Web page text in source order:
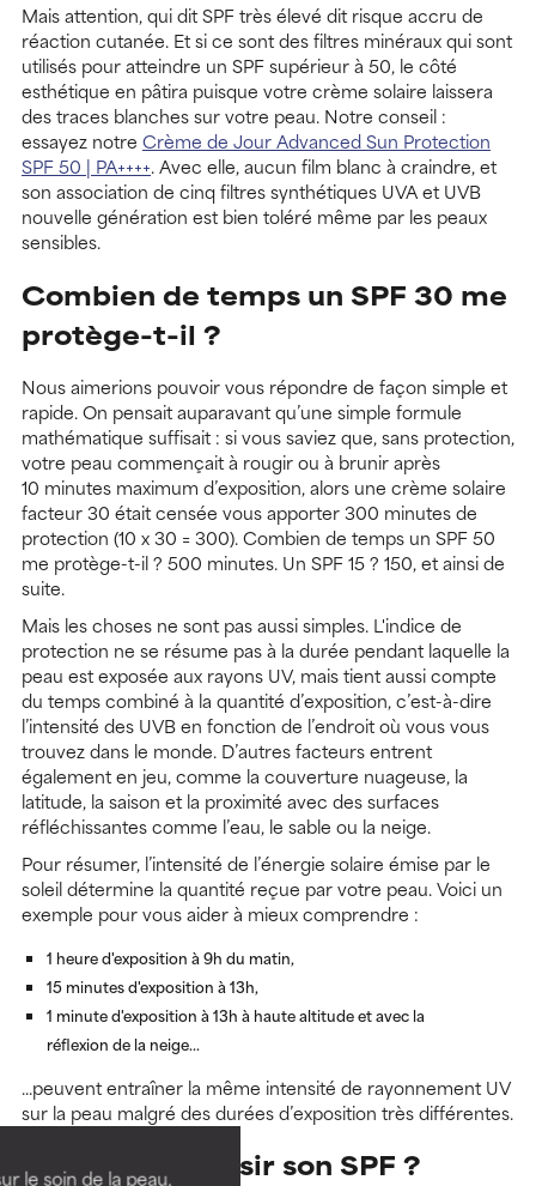
le soin de la peau,
Mais attention, qui dit SPF très élevé dit risque accru de
réaction cutanée. Et si ce sont des filtres minéraux qui sont
utilisés pour atteindre un SPF supérieur à 50, le côté
esthétique en pâtira puisque votre crème solaire laissera
des traces blanches sur votre peau. Notre conseil :
essayez notre Crème de Jour Advanced Sun Protection
SPF 50 | PA++++. Avec elle, aucun film blanc à craindre, et
son association de cinq filtres synthétiques UVA et UVB
nouvelle génération est bien toléré même par les peaux
sensibles.
Combien de temps un SPF 30 me
protège-t-il ?
Nous aimerions pouvoir vous répondre de façon simple et
rapide. On pensait auparavant qu’une simple formule
mathématique suffisait : si vous saviez que, sans protection,
votre peau commençait à rougir ou à brunir après
10 minutes maximum d’exposition, alors une crème solaire
facteur 30 était censée vous apporter 300 minutes de
protection (10 x 30 = 300). Combien de temps un SPF 50
me protège-t-il ? 500 minutes. Un SPF 15 ? 150, et ainsi de
suite.
Mais les choses ne sont pas aussi simples. L'indice de
protection ne se résume pas à la durée pendant laquelle la
peau est exposée aux rayons UV, mais tient aussi compte
du temps combiné à la quantité d’exposition, c’est-à-dire
l’intensité des UVB en fonction de l’endroit où vous vous
trouvez dans le monde. D’autres facteurs entrent
également en jeu, comme la couverture nuageuse, la
latitude, la saison et la proximité avec des surfaces
réfléchissantes comme l’eau, le sable ou la neige.
Pour résumer, l’intensité de l’énergie solaire émise par le
soleil détermine la quantité reçue par votre peau. Voici un
exemple pour vous aider à mieux comprendre :
1 heure d'exposition à 9h du matin,
15 minutes d'exposition à 13h,
1 minute d'exposition à 13h à haute altitude et avec la
réflexion de la neige...
...peuvent entraîner la même intensité de rayonnement UV
sur la peau malgré des durées d’exposition très différentes.
Comment choisir son SPF ?